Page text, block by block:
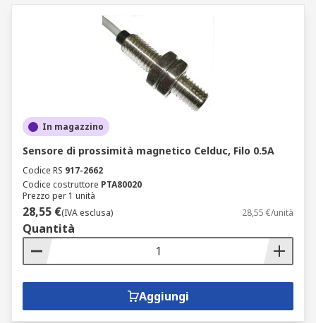
In magazzino
Sensore di prossimità magnetico Celduc, Filo 0.5A
Codice RS 917-2662
Codice costruttore PTA80020
Prezzo per 1 unità
28,55 €(IVA esclusa) 28,55 €/unità
Quantità
Aggiungi